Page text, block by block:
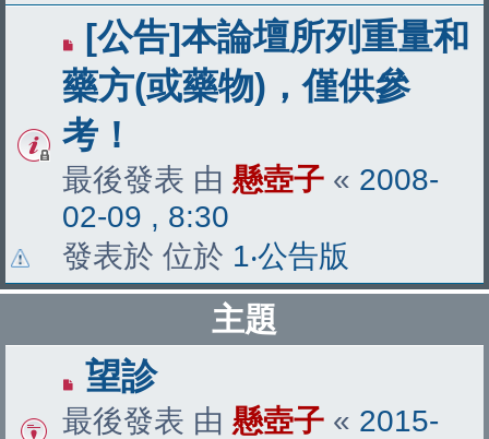
[公告]本論壇所列重量和
藥方(或藥物)，僅供參
考！
最後發表 由 懸壺子 « 2008-
02-09 , 8:30
發表於 位於 1‧公告版
主題
望診
最後發表 由 懸壺子 « 2015-